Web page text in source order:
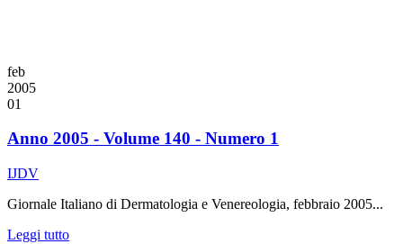
feb
2005
01
Anno 2005 - Volume 140 - Numero 1
IJDV
Giornale Italiano di Dermatologia e Venereologia, febbraio 2005...
Leggi tutto